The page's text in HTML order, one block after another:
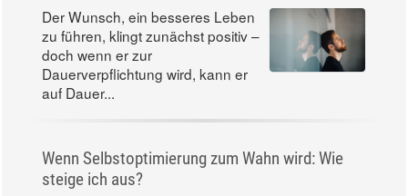
Der Wunsch, ein besseres Leben
zu führen, klingt zunächst positiv –
doch wenn er zur
Dauerverpflichtung wird, kann er
auf Dauer...
Wenn Selbstoptimierung zum Wahn wird: Wie
steige ich aus?